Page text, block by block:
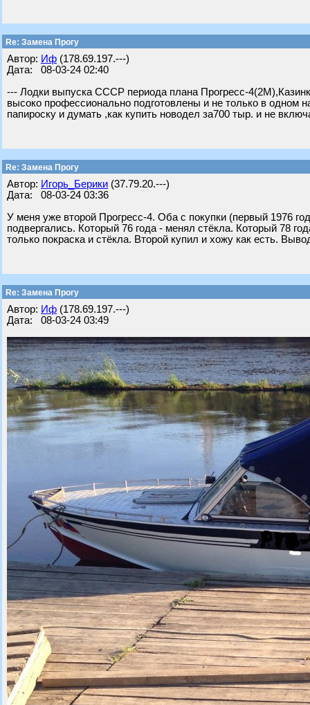
Re: Замена Прогу
Автор: Иф (178.69.197.---)
Дата: 08-03-24 02:40
--- Лодки выпуска СССР периода плана Прогресс-
высоко профессионально подготовлены и не только в одном
папироску и думать ,как купить новодел за700 тыр. и не
Re: Замена Прогу
Автор: Игорь_Берики (37.79.20.---)
Дата: 08-03-24 03:36
У меня уже второй Прогресс-4. Оба с покупки (первый 1976
подвергались. Который 76 года - менял стёкла. Который 78
только покраска и стёкла. Второй купил и хожу как есть.
Re: Замена Прогу
Автор: Иф (178.69.197.---)
Дата: 08-03-24 03:49